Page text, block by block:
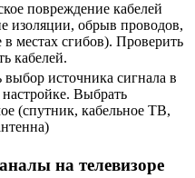
повреждение кабелей
изоляции, обрыв проводов,
в местах сгибов). Проверить
кабелей.
выбор источника сигнала в
Выбрать
(спутник, кабельное ТВ,
на телевизоре